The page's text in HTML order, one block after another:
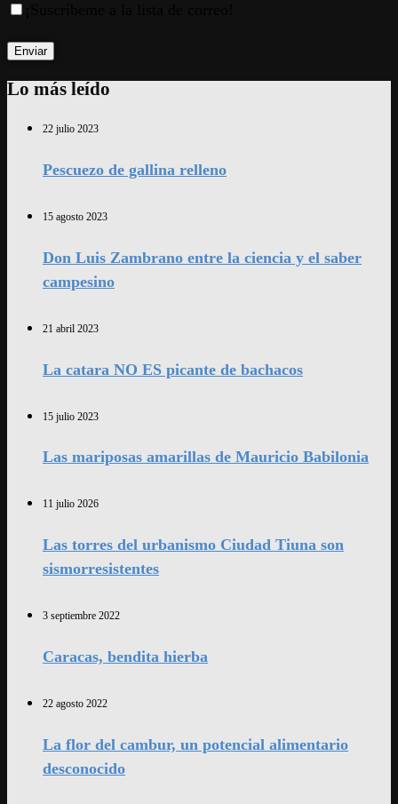
Lo más leído
22 julio 2023
Pescuezo de gallina relleno
15 agosto 2023
Don Luis Zambrano entre la ciencia y el saber
campesino
21 abril 2023
La catara NO ES picante de bachacos
15 julio 2023
Las mariposas amarillas de Mauricio Babilonia
11 julio 2026
Las torres del urbanismo Ciudad Tiuna son
sismorresistentes
3 septiembre 2022
Caracas, bendita hierba
22 agosto 2022
La flor del cambur, un potencial alimentario
desconocido